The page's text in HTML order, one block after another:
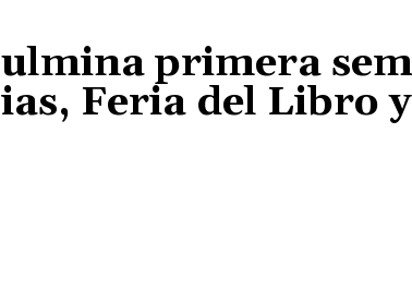
primera
Feria del Libro